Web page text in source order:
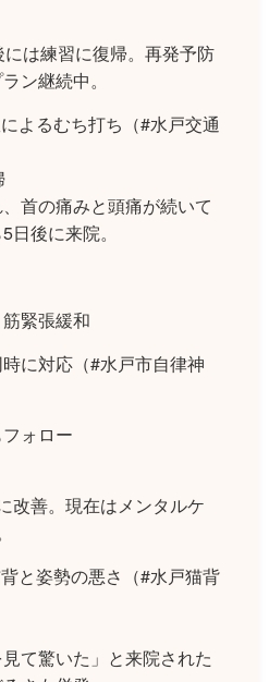
は練習に復帰。再発予防
ン継続中。
よるむち打ち（#水戸交通
首の痛みと頭痛が続いて
後に来院。
緊張緩和
に対応（#水戸市自律神
ォロー
改善。現在はメンタルケ
と姿勢の悪さ（#水戸猫背
て驚いた」と来院された